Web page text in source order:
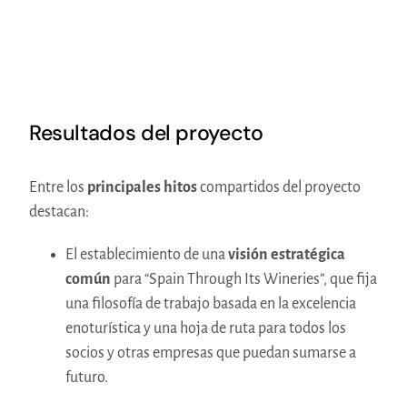
Resultados del proyecto
Entre los principales hitoscompartidos del proyecto
destacan:
El establecimiento de unavisión estratégica
común para “Spain Through Its Wineries”, que fija
una filosofía de trabajo basada en la excelencia
enoturística y una hoja de ruta para todos los
socios y otras empresas que puedan sumarse a
futuro.